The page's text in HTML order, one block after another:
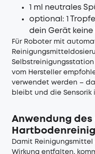
1 ml neutrales
optional: 1
dein Gerät
Für Roboter mit
vom Hersteller
verwendet werden –
bleibt und die
Anwendung des
Damit
Wirkung entfalten,